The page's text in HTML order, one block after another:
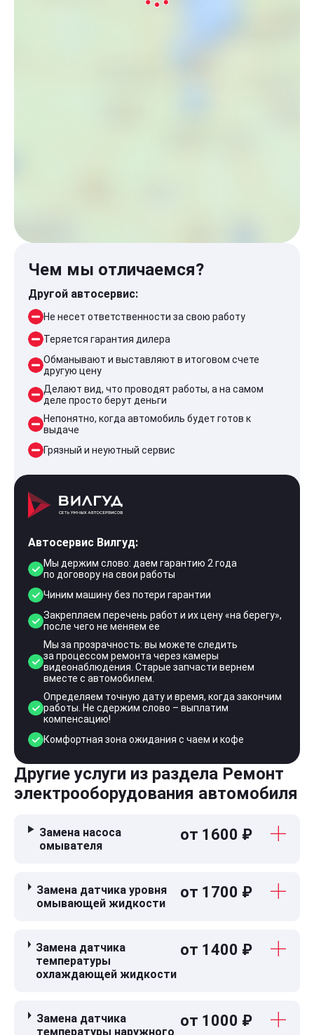
Чем мы отличаемся?
Другой автосервис:
Не несет ответственности за свою работу
Теряется гарантия дилера
Обманывают и выставляют в итоговом счете
другую цену
Делают вид, что проводят работы, а на самом
деле просто берут деньги
Непонятно, когда автомобиль будет готов к
выдаче
Грязный и неуютный сервис
Автосервис Вилгуд:
Мы держим слово: даем гарантию 2 года
по договору на свои работы
Чиним машину без потери гарантии
Закрепляем перечень работ и их цену «на берегу»,
после чего не меняем ее
Мы за прозрачность: вы можете следить
за процессом ремонта через камеры
видеонаблюдения. Старые запчасти вернем
вместе с автомобилем.
Определяем точную дату и время, когда закончим
работы. Не сдержим слово – выплатим
компенсацию!
Комфортная зона ожидания с чаем и кофе
Другие услуги из раздела Ремонт
электрооборудования автомобиля
Замена насоса
омывателя
от 1600 ₽
Замена датчика уровня
омывающей жидкости
от 1700 ₽
Замена датчика
температуры
охлаждающей жидкости
от 1400 ₽
Замена датчика
температуры наружного
от 1000 ₽